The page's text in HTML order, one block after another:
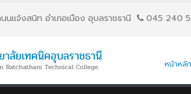
นเเจ้งสนิท อำเภอเมือง อุบลราชธานี 045 240
หน้าหลัก